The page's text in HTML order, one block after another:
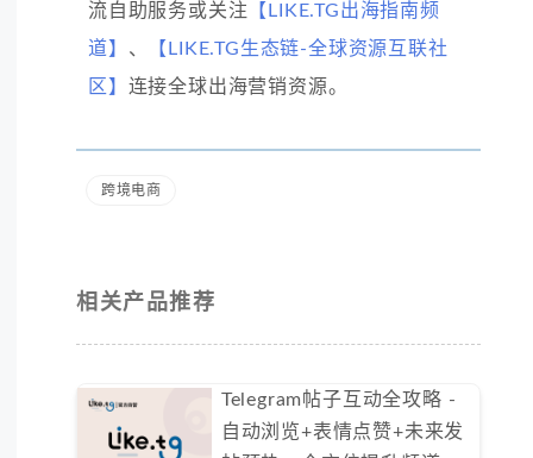
流自助服务或关注 【LIKE.TG出海指南频
道】 、
【LIKE.TG生态链-全球资源互联社
区】 连接全球出海营销资源。
跨境电商
相关产品推荐
Telegram帖子互动全攻略 -
自动浏览+表情点赞+未来发